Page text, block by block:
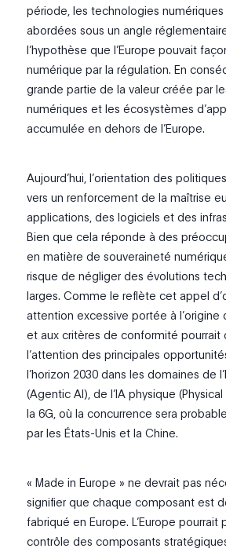
période, les technologies
abordées sous un angle
l’hypothèse que l’Europe pouvait
numérique par la régulation. En
grande partie de la valeur créée par
numériques et les écosystèmes
accumulée en dehors de l’Europe.
Aujourd’hui, l’orientation des
vers un renforcement de la maîtrise
applications, des logiciels et des
Bien que cela réponde à des
en matière de souveraineté
risque de négliger des évolutions
larges. Comme le reflète cet appel
attention excessive portée à
et aux critères de conformité pourrait
l’attention des principales
l’horizon 2030 dans les domaines de
(Agentic AI), de l’IA physique
la 6G, où la concurrence sera
par les États-Unis et la Chine.
« Made in Europe » ne devrait pas
signifier que chaque composant est
fabriqué en Europe. L’Europe
contrôle des composants